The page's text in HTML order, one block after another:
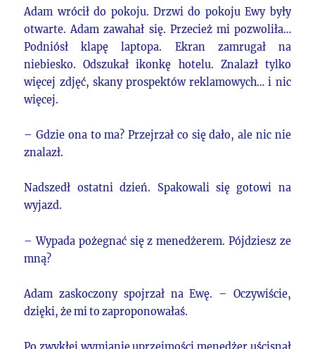
Adam wrócił do pokoju. Drzwi do pokoju Ewy były
otwarte. Adam zawahał się. Przecież mi pozwoliła…
Podniósł klapę laptopa. Ekran zamrugał na
niebiesko. Odszukał ikonkę hotelu. Znalazł tylko
więcej zdjęć, skany prospektów reklamowych… i nic
więcej.
– Gdzie ona to ma? Przejrzał co się dało, ale nic nie
znalazł.
Nadszedł ostatni dzień. Spakowali się gotowi na
wyjazd.
– Wypada pożegnać się z menedżerem. Pójdziesz ze
mną?
Adam zaskoczony spojrzał na Ewę. – Oczywiście,
dzięki, że mi to zaproponowałaś.